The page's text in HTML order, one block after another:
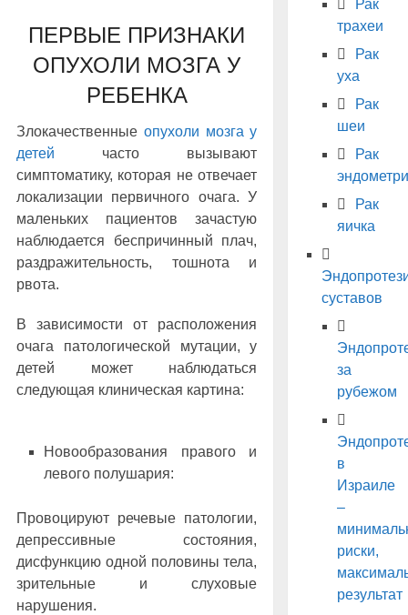
ПЕРВЫЕ ПРИЗНАКИ
ОПУХОЛИ МОЗГА У
РЕБЕНКА
Злокачественные опухоли мозга у
детей часто вызывают
симптоматику, которая не отвечает
локализации первичного очага. У
маленьких пациентов зачастую
наблюдается беспричинный плач,
раздражительность, тошнота и
рвота.
В зависимости от расположения
очага патологической мутации, у
детей может наблюдаться
следующая клиническая картина:
Новообразования правого и
левого полушария:
Провоцируют речевые патологии,
депрессивные состояния,
дисфункцию одной половины тела,
зрительные и слуховые
нарушения.
Рак
трахеи
Рак
уха
Рак
шеи
Рак
Рак
яичка
суставов
за
рубежом
в
Израиле
–
риски,
результат